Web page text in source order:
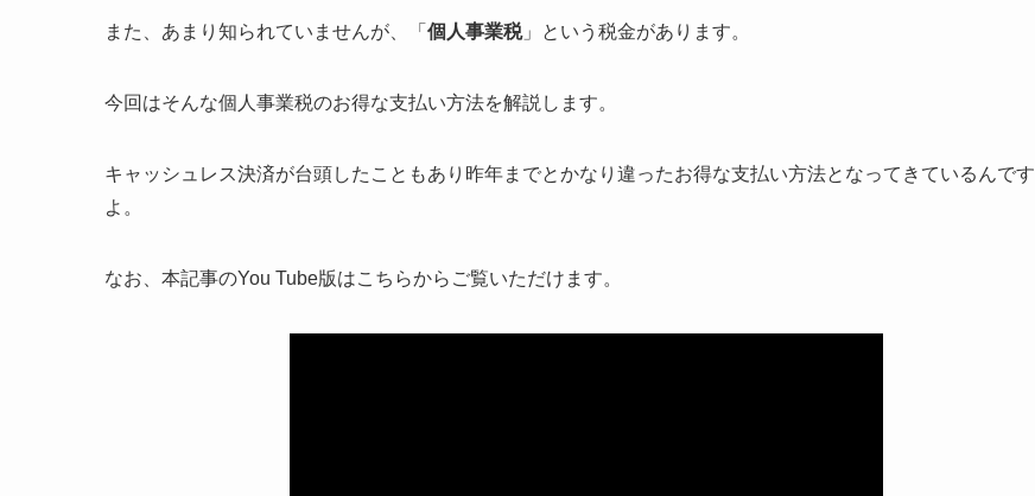
また、あまり知られていませんが、「 個人事業税」という税金があります。
今回はそんな個人事業税のお得な支払い方法を解説します。
キャッシュレス決済が台頭したこともあり昨年までとかなり違ったお得な支払い方法となってきているんです
よ。
なお、本記事のYou Tube版はこちらからご覧いただけます。